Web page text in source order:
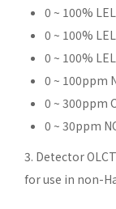
0 ~ 100%
0 ~ 100%
0 ~ 100%
0 ~ 100ppm
0 ~ 300ppm
0 ~ 30ppm
3. Detector
for use in non-